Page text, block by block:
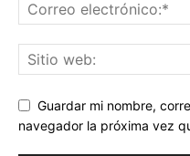
Guardar mi nombre,
navegador la próxima vez